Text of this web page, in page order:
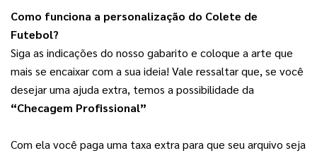
Como funciona a personalização do Colete de
Futebol?
Siga as indicações do nosso gabarito e coloque a arte que
mais se encaixar com a sua ideia! Vale ressaltar que, se você
“Checagem Profissional”
Com ela você paga uma taxa extra para que seu arquivo seja